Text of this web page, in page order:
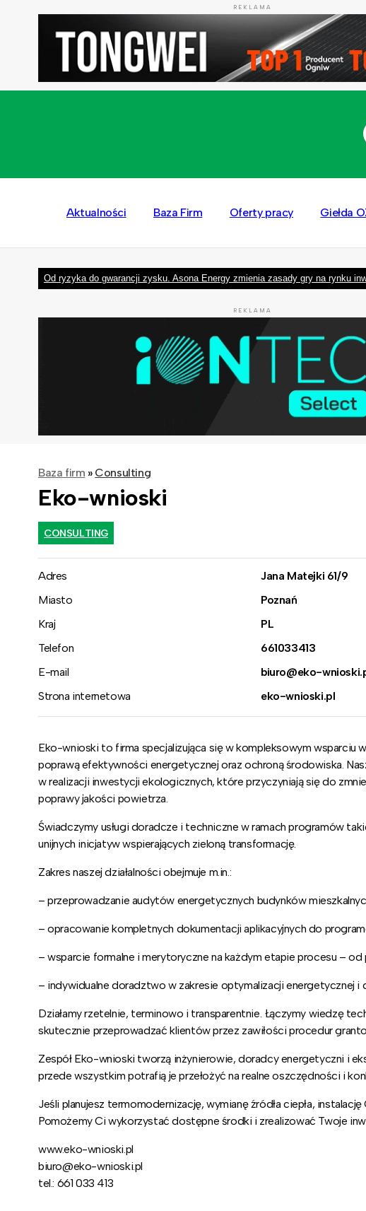
REKLAMA
Aktualności Baza Firm Oferty pracy Giełda
Od ryzyka do gwarancji zysku. Asona Energy zmienia zasady gry na rynku
REKLAMA
Baza firm » Consulting
Eko-wnioski
CONSULTING
Adres
Jana Matejki 61/9
Miasto
Poznań
Kraj
PL
Telefon
661033413
E-mail
biuro@eko-
Strona internetowa
eko-wnioski.pl
Eko-wnioski to firma specjalizująca się w kompleksowym wsparciu
poprawą efektywności energetycznej oraz ochroną środowiska.
w realizacji inwestycji ekologicznych, które przyczyniają się do
poprawy jakości powietrza.
Świadczymy usługi doradcze i techniczne w ramach programów
unijnych inicjatyw wspierających zieloną transformację.
Zakres naszej działalności obejmuje m.in.:
– przeprowadzanie audytów energetycznych budynków
– opracowanie kompletnych dokumentacji aplikacyjnych do
– wsparcie formalne i merytoryczne na każdym etapie procesu –
– indywidualne doradztwo w zakresie optymalizacji energetycznej i
Działamy rzetelnie, terminowo i transparentnie. Łączymy wiedzę
skutecznie przeprowadzać klientów przez zawiłości procedur
Zespół Eko-wnioski tworzą inżynierowie, doradcy energetyczni i
przede wszystkim potrafią je przełożyć na realne oszczędności i
Jeśli planujesz termomodernizację, wymianę źródła ciepła,
Pomożemy Ci wykorzystać dostępne środki i zrealizować Twoje
www.eko-wnioski.pl
biuro@eko-wnioski.pl
tel.: 661 033 413